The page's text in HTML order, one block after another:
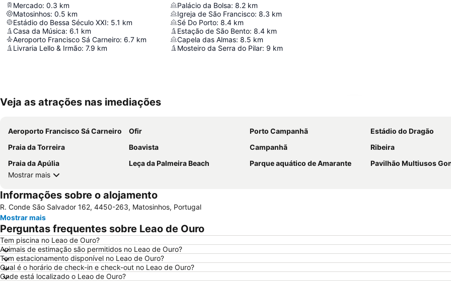
Mercado: 0.3 km
Matosinhos: 0.5 km
Estádio do Bessa Século XXI: 5.1 km
Casa da Música: 6.1 km
Aeroporto Francisco Sá Carneiro: 6.7 km
Livraria Lello & Irmão: 7.9 km
Palácio da Bolsa: 8.2 km
Igreja de São Francisco: 8.3 km
Sé Do Porto: 8.4 km
Estação de São Bento: 8.4 km
Capela das Almas: 8.5 km
Mosteiro da Serra do Pilar: 9 km
Veja as atrações nas imediações
Aeroporto Francisco Sá Carneiro Ofir Porto Campanhã
Estádio do Dragão
Praia da Torreira
Boavista Campanhã
Ribeira
Praia da Apúlia
Leça da Palmeira Beach Parque aquático de Amarante
Pavilhão Multiusos
Mostrar mais
Informações sobre o alojamento
R. Conde São Salvador 162, 4450-263, Matosinhos, Portugal
Mostrar mais
Perguntas frequentes sobre Leao de Ouro
Tem piscina no Leao de Ouro?
Animais de estimação são permitidos no Leao de Ouro?
Tem estacionamento disponível no Leao de Ouro?
Qual é o horário de check-in e check-out no Leao de Ouro?
Onde está localizado o Leao de Ouro?